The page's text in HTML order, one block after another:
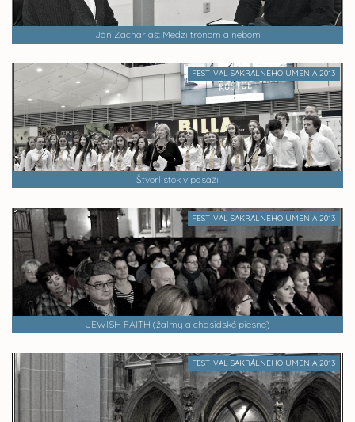
Ján Zachariáš: Medzi trónom a nebom
FESTIVAL SAKRÁLNEHO UMENIA 2013
Štvorlístok v pasáži
FESTIVAL SAKRÁLNEHO UMENIA 2013
JEWISH FAITH (žalmy a chasidské piesne)
FESTIVAL SAKRÁLNEHO UMENIA 2013